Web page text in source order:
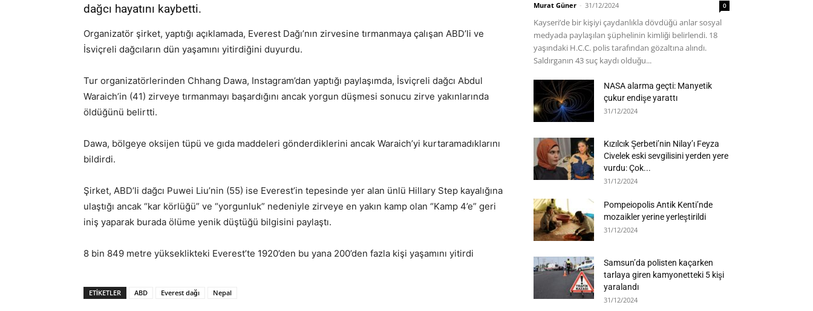
dağcı hayatını kaybetti.
Organizatör şirket, yaptığı açıklamada, Everest Dağı’nın zirvesine tırmanmaya çalışan ABD’li ve
İsviçreli dağcıların dün yaşamını yitirdiğini duyurdu.
Tur organizatörlerinden Chhang Dawa, Instagram’dan yaptığı paylaşımda, İsviçreli dağcı Abdul
Waraich’in (41) zirveye tırmanmayı başardığını ancak yorgun düşmesi sonucu zirve yakınlarında
öldüğünü belirtti.
Dawa, bölgeye oksijen tüpü ve gıda maddeleri gönderdiklerini ancak Waraich’yi kurtaramadıklarını
bildirdi.
Şirket, ABD’li dağcı Puwei Liu’nin (55) ise Everest’in tepesinde yer alan ünlü Hillary Step kayalığına
ulaştığı ancak “kar körlüğü” ve “yorgunluk” nedeniyle zirveye en yakın kamp olan “Kamp 4’e” geri
iniş yaparak burada ölüme yenik düştüğü bilgisini paylaştı.
8 bin 849 metre yükseklikteki Everest’te 1920’den bu yana 200’den fazla kişi yaşamını yitirdi
ETIKETLER ABD Everest dağı Nepal
Murat Güner - 31/12/2024 0
Kayseri’de bir kişiyi çaydanlıkla dövdüğü anlar sosyal
medyada paylaşılan şüphelinin kimliği belirlendi. 18
yaşındaki H.C.C. polis tarafından gözaltına alındı.
Saldırganın 43 suç kaydı olduğu...
NASA alarma geçti: Manyetik
çukur endişe yarattı
31/12/2024
Kızılcık Şerbeti’nin Nilay’ı Feyza
Civelek eski sevgilisini yerden yere
vurdu: Çok...
31/12/2024
Pompeiopolis Antik Kenti’nde
mozaikler yerine yerleştirildi
31/12/2024
Samsun’da polisten kaçarken
tarlaya giren kamyonetteki 5 kişi
yaralandı
31/12/2024